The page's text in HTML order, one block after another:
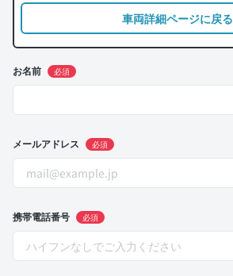
車両詳細ページに戻る
お名前 必須
メールアドレス 必須
携帯電話番号 必須